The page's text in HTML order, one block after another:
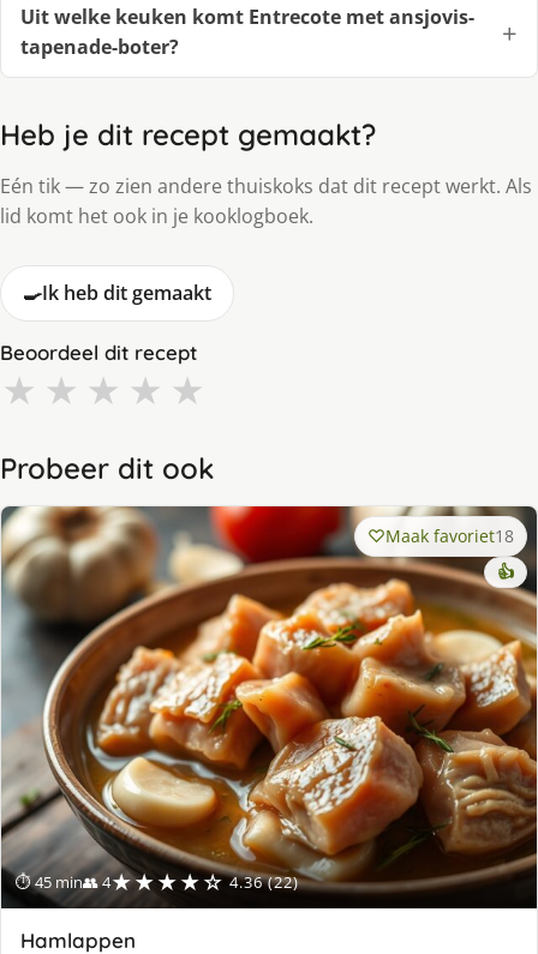
Uit welke keuken komt Entrecote met ansjovis-
tapenade-boter?
Heb je dit recept gemaakt?
Eén tik — zo zien andere thuiskoks dat dit recept werkt. Als
lid komt het ook in je kooklogboek.
🍳Ik heb dit gemaakt
Beoordeel dit recept
★ ★ ★ ★ ★
Probeer dit ook
⏱ 45 min👥 4★★★★☆ 4.36 (22)
Maak favoriet18
👍
Hamlappen